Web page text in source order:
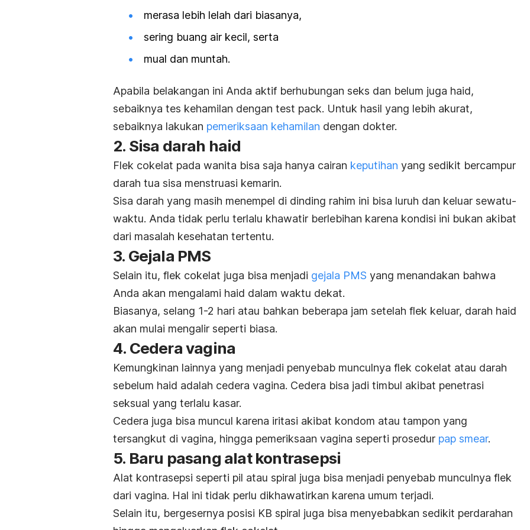
merasa lebih lelah dari biasanya,
sering buang air kecil, serta
mual dan muntah.
Apabila belakangan ini Anda aktif berhubungan seks dan belum juga haid,
sebaiknya tes kehamilan dengan test pack. Untuk hasil yang lebih akurat,
sebaiknya lakukan pemeriksaan kehamilan dengan dokter.
2. Sisa darah haid
Flek cokelat pada wanita bisa saja hanya cairan keputihan yang sedikit bercampur
darah tua sisa menstruasi kemarin.
Sisa darah yang masih menempel di dinding rahim ini bisa luruh dan keluar sewatu-
waktu. Anda tidak perlu terlalu khawatir berlebihan karena kondisi ini bukan akibat
dari masalah kesehatan tertentu.
3. Gejala PMS
Selain itu, flek cokelat juga bisa menjadi gejala PMS yang menandakan bahwa
Anda akan mengalami haid dalam waktu dekat.
Biasanya, selang 1-2 hari atau bahkan beberapa jam setelah flek keluar, darah haid
akan mulai mengalir seperti biasa.
4. Cedera vagina
Kemungkinan lainnya yang menjadi penyebab munculnya flek cokelat atau darah
sebelum haid adalah cedera vagina. Cedera bisa jadi timbul akibat penetrasi
seksual yang terlalu kasar.
Cedera juga bisa muncul karena iritasi akibat kondom atau tampon yang
tersangkut di vagina, hingga pemeriksaan vagina seperti prosedur pap smear.
5. Baru pasang alat kontrasepsi
Alat kontrasepsi seperti pil atau spiral juga bisa menjadi penyebab munculnya flek
dari vagina. Hal ini tidak perlu dikhawatirkan karena umum terjadi.
Selain itu, bergesernya posisi KB spiral juga bisa menyebabkan sedikit perdarahan